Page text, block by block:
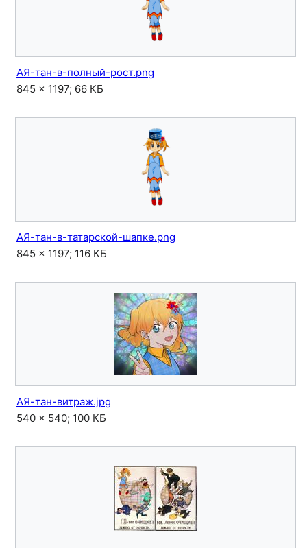
АЯ-тан-в-полный-рост.png
845 × 1197; 66 КБ
АЯ-тан-в-татарской-шапке.png
845 × 1197; 116 КБ
АЯ-тан-витраж.jpg
540 × 540; 100 КБ